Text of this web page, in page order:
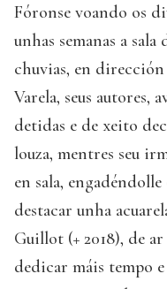
Fóronse voando os
unhas semanas a
chuvias, en
Varela, seus autores,
detidas e de xeito
louza, mentres seu
en sala,
destacar unha
Guillot (+ 2018), de
dedicar máis tempo